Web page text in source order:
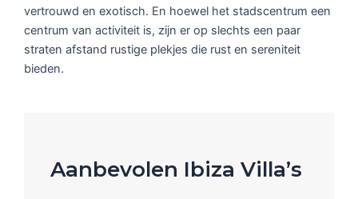
vertrouwd en exotisch. En hoewel het stadscentrum een
centrum van activiteit is, zijn er op slechts een paar
straten afstand rustige plekjes die rust en sereniteit
bieden.
Aanbevolen Ibiza Villa’s